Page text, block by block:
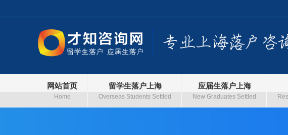
网站首页
Home
留学生落户上海
Overseas Students Settled
应届生落户上海
New Graduates Settled